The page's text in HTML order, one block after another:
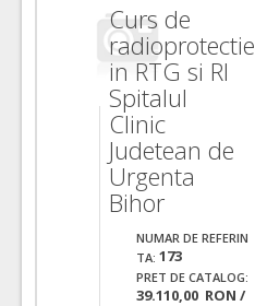
Curs de
radioprotectie
in RTG si RI
Spitalul
Clinic
Judetean de
Urgenta
Bihor
NUMAR DE REFERIN
TA: 173
PRET DE CATALOG:
39.110,00 RON /